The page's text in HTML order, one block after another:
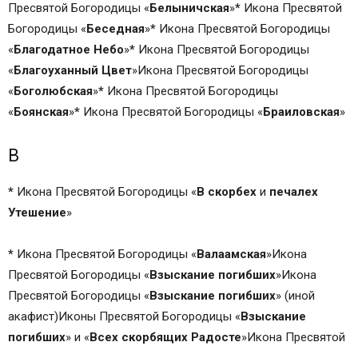
Пресвятой Богородицы «Белыничская»* Икона Пресвятой
Богородицы «Беседная»* Икона Пресвятой Богородицы
«Благодатное Небо»* Икона Пресвятой Богородицы
«Благоуханный Цвет»Икона Пресвятой Богородицы
«Боголюбская»* Икона Пресвятой Богородицы
«Боянская»* Икона Пресвятой Богородицы «Браиловская»
В
* Икона Пресвятой Богородицы «В скорбех и печалех
Утешение»
* Икона Пресвятой Богородицы «Валаамская»Икона
Пресвятой Богородицы «Взыскание погибших»Икона
Пресвятой Богородицы «Взыскание погибших» (иной
акафист)Иконы Пресвятой Богородицы «Взыскание
погибших» и «Всех скорбящих Радосте»Икона Пресвятой